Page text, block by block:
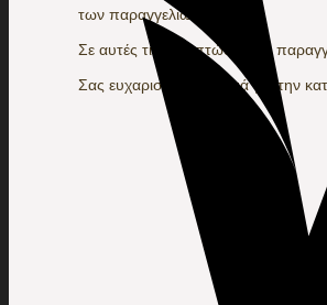
των παραγγελιών.
Σε αυτές τις περιπτώσεις, οι
Σας ευχαριστούμε θερμά για την